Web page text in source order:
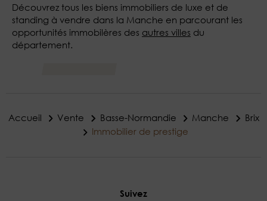
Découvrez tous les biens immobiliers de luxe et de
standing à vendre dans la Manche en parcourant les
opportunités immobilères des autres villes du
département.
Accueil Vente Basse-Normandie Manche
Brix
Immobilier de prestige
Suivez